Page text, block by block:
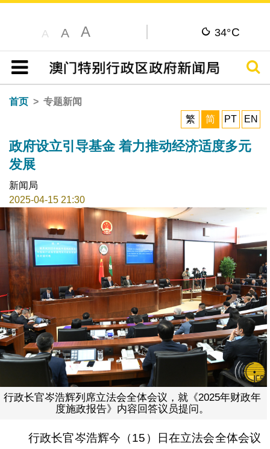
A A A 34°C
目录
搜寻
首页
专题新闻
繁
简 PT EN
政府设立引导基金 着力推动经济适度多元
发展
新闻局
2025-04-15 21:30
行政长官岑浩辉列席立法会全体会议，就《2025年财政年
度施政报告》内容回答议员提问。
行政长官岑浩辉今（15）日在立法会全体会议